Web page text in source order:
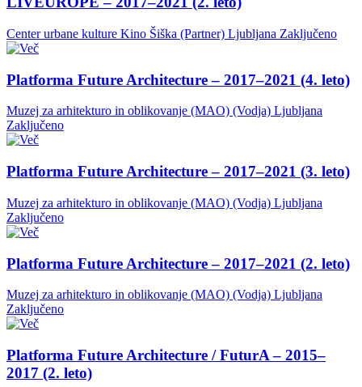
Center urbane kulture Kino Šiška (Partner) Ljubljana Zaključeno
Platforma Future Architecture – 2017–2021 (4. leto)
Muzej za arhitekturo in oblikovanje (MAO) (Vodja) Ljubljana
Zaključeno
Platforma Future Architecture – 2017–2021 (3. leto)
Muzej za arhitekturo in oblikovanje (MAO) (Vodja) Ljubljana
Zaključeno
Platforma Future Architecture – 2017–2021 (2. leto)
Muzej za arhitekturo in oblikovanje (MAO) (Vodja) Ljubljana
Zaključeno
Platforma Future Architecture / FuturA – 2015–
2017 (2. leto)